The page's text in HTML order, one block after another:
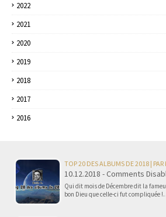
2022
2021
2020
2019
2018
2017
2016
TOP 20 DES ALBUMS DE 2018 | PAR
10.12.2018 - Comments
Qui dit mois de Décembre dit la
bon Dieu que celle-ci fut compliquée